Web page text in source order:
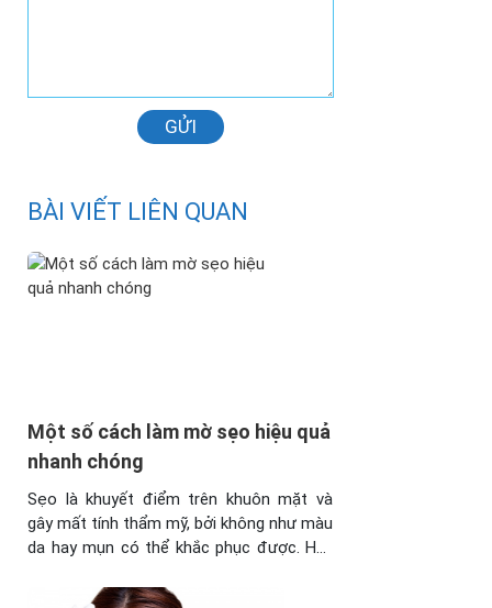
GỬI
BÀI VIẾT LIÊN QUAN
Một số cách làm mờ sẹo hiệu quả
nhanh chóng
Sẹo là khuyết điểm trên khuôn mặt và
gây mất tính thẩm mỹ, bởi không như màu
da hay mụn có thể khắc phục được. Hãy
các nguyên liệu có thể làm tại nhà. Hãy